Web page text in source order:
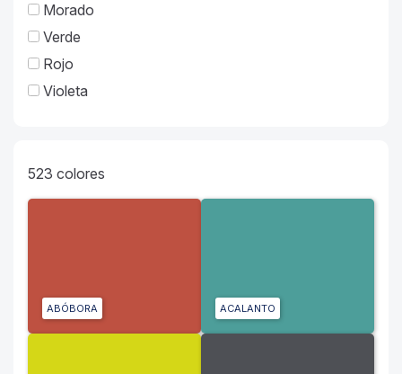
Morado
Verde
Rojo
Violeta
523 colores
ABÓBORA ACALANTO